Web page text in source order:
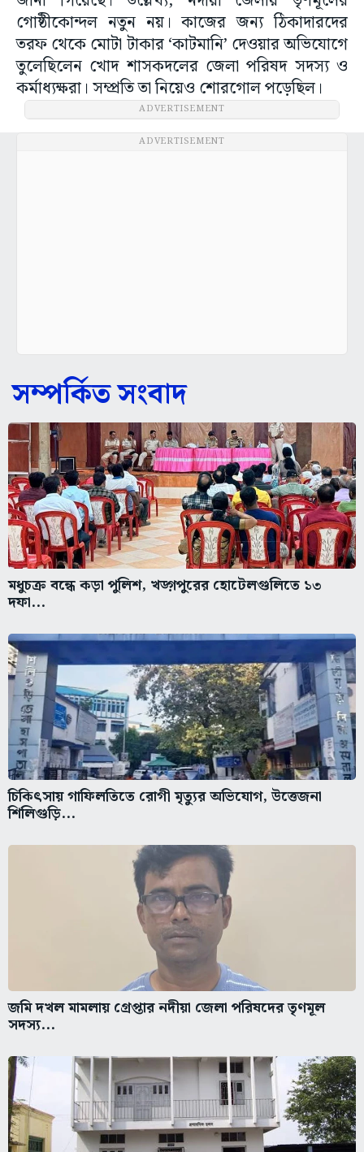
গোষ্ঠীকোন্দল নতুন নয়। কাজের জন্য ঠিকাদারদের
তরফ থেকে মোটা টাকার ‘কাটমানি’ দেওয়ার অভিযোগে
তুলেছিলেন খোদ শাসকদলের জেলা পরিষদ সদস্য ও
কর্মাধ্যক্ষরা। সম্প্রতি তা নিয়েও শোরগোল পড়েছিল।
ADVERTISEMENT
ADVERTISEMENT
সম্পর্কিত সংবাদ
মধুচক্র বন্ধে কড়া পুলিশ, খড়্গপুরের হোটেলগুলিতে ১৩
দফা...
চিকিৎসায় গাফিলতিতে রোগী মৃত্যুর অভিযোগ, উত্তেজনা
শিলিগুড়ি...
জমি দখল মামলায় গ্রেপ্তার নদীয়া জেলা পরিষদের তৃণমূল
সদস্য...